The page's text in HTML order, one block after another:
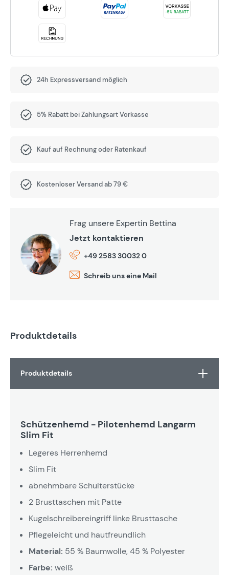
24h Expressversand möglich
5% Rabatt bei Zahlungsart Vorkasse
Kauf auf Rechnung oder Ratenkauf
Kostenloser Versand ab 79 €
Frag unsere Expertin Bettina
Jetzt kontaktieren
+49 2583 30032 0
Schreib uns eine Mail
Produktdetails
Produktdetails
Schützenhemd - Pilotenhemd Langarm
Slim Fit
Legeres Herrenhemd
Slim Fit
abnehmbare Schulterstücke
2 Brusttaschen mit Patte
Kugelschreibereingriff linke Brusttasche
Pflegeleicht und hautfreundlich
Material: 55 % Baumwolle, 45 % Polyester
Farbe: weiß